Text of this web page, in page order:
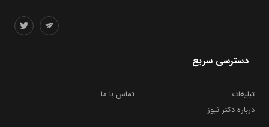
دسترسی سریع
تبلیغات
تماس با ما
درباره دکتر نیوز